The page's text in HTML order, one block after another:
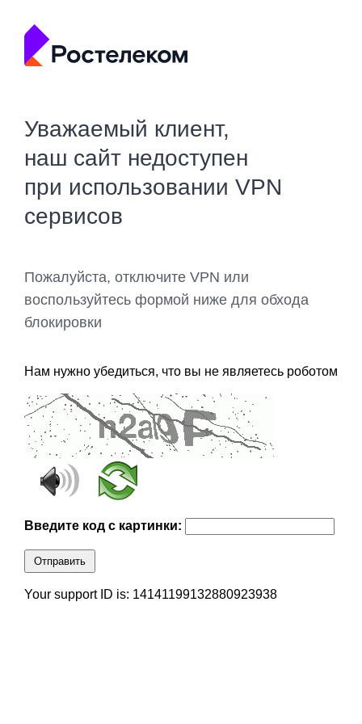
Уважаемый клиент,
наш сайт недоступен
при использовании VPN
сервисов
Пожалуйста, отключите VPN или
воспользуйтесь формой ниже для обхода
блокировки
Нам нужно убедиться, что вы не являетесь роботом
Введите код с картинки:
Отправить
Your support ID is: 14141199132880923938